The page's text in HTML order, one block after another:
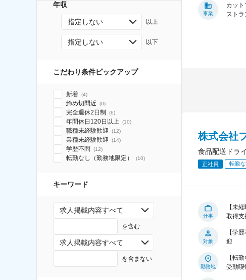
年収
指定しない 以上
指定しない 以下
こだわり条件ピックアップ
新着 (4)
締め切間近 (0)
完全週休2日制 (6)
年間休日120日以上 (10)
職種未経験歓迎 (12)
業種未経験歓迎 (14)
学歴不問 (12)
転勤なし（勤務地限定） (10)
キーワード
求人掲載内容すべて
を含む
求人掲載内容すべて
を含まない
事業
カッ
スト
株式会社
食品配送ドラ
正社員 転勤
仕事
【未
取得支
対象
【学
迎
勤務地
【転
受動喫